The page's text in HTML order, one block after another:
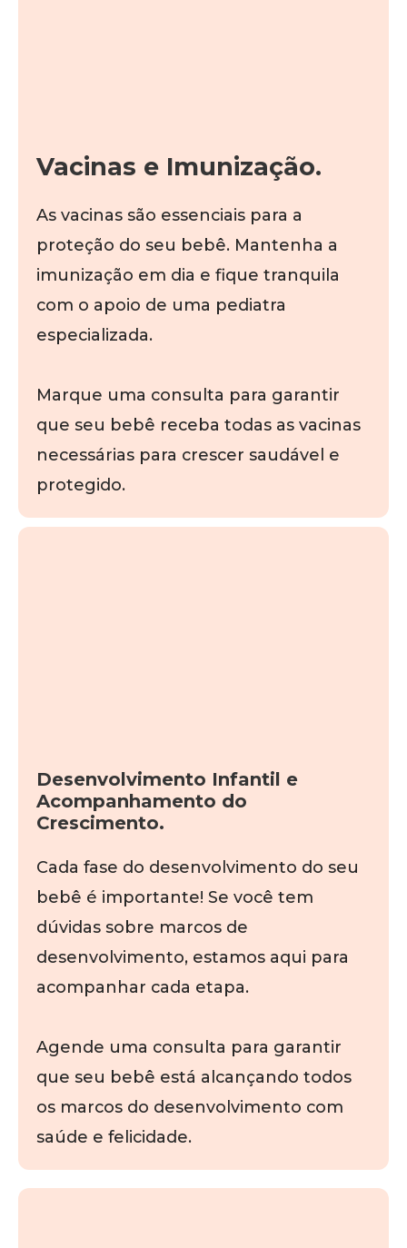
Vacinas e Imunização.
As vacinas são essenciais para a
proteção do seu bebê. Mantenha a
imunização em dia e fique tranquila
com o apoio de uma pediatra
especializada.
Marque uma consulta para garantir
que seu bebê receba todas as vacinas
necessárias para crescer saudável e
protegido.
Desenvolvimento Infantil e
Acompanhamento do
Crescimento.
Cada fase do desenvolvimento do seu
bebê é importante! Se você tem
dúvidas sobre marcos de
desenvolvimento, estamos aqui para
acompanhar cada etapa.
Agende uma consulta para garantir
que seu bebê está alcançando todos
os marcos do desenvolvimento com
saúde e felicidade.